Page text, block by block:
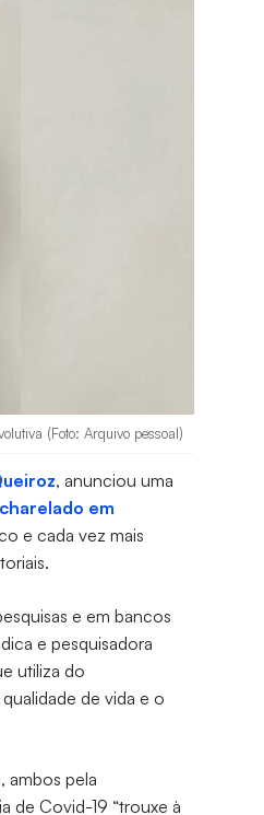
(Foto: Arquivo pessoal)
, anunciou uma
em
e cada vez mais
e em bancos
e pesquisadora
utiliza do
de vida e o
ambos pela
de Covid-19 “trouxe à